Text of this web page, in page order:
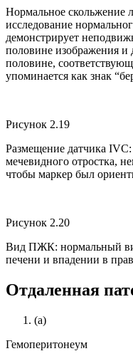
Нормальное скольжение
исследование
демонстрирует
половине изображения
половине,
упоминается как знак
Рисунок 2.19
Размещение датчика
мечевидного отростка,
чтобы маркер был
Рисунок 2.20
Вид ПЖК: нормальный
печени и впадении в
Отдаленная
(a)
Гемоперитонеум